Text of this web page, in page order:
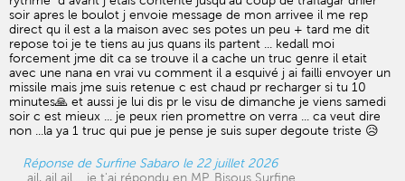
soir apres le boulot j envoie message de mon arrivee il me rep
direct qu il est a la maison avec ses potes un peu + tard me dit
repose toi je te tiens au jus quans ils partent ... kedall moi
forcement jme dit ca se trouve il a cache un truc genre il etait
avec une nana en vrai vu comment il a esquivé j ai failli envoyer un
missile mais jme suis retenue c est chaud pr recharger si tu 10
minutes🙏 et aussi je lui dis pr le visu de dimanche je viens samedi
soir c est mieux ... je peux rien promettre on verra ... ca veut dire
non ...la ya 1 truc qui pue je pense je suis super degoute triste 😥
Réponse de Surfine Sabaro le 22 juillet 2026
ail, ail ail.... je t'ai répondu en MP. Bisous Surfine